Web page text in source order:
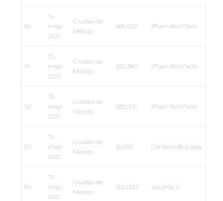
60
11-
may-
2021
Ciudad de
México
585,000 Pfizer-BioNTech
61
12-
may-
2021
Ciudad de
México
250,380 Pfizer-BioNTech
62
13-
may-
2021
Ciudad de
México
585,000 Pfizer-BioNTech
63
15-
may-
2021
Ciudad de
México
35,000 CanSino Biologics
64
17-
may-
2021
Ciudad de
México
500,000 Sputnik V